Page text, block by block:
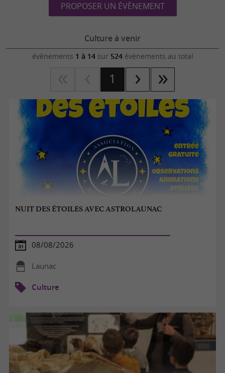
PROPOSER UN ÉVÈNEMENT
Culture à venir
évènements 1 à 14sur 524évènements au total
1
NUIT DES ÉTOILES AVEC ASTROLAUNAC
08/08/2026
Launac
Culture